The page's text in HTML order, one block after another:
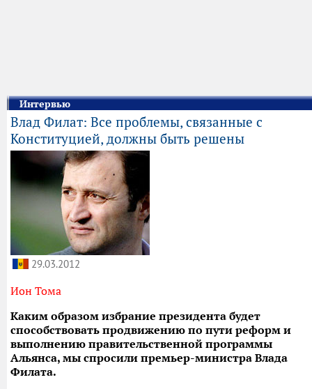
Интервью
Влад Филат: Все проблемы, связанные с
Конституцией, должны быть решены
29.03.2012
Ион Тома
Каким образом избрание президента будет
способствовать продвижению по пути реформ и
выполнению правительственной программы
Альянса, мы спросили премьер-министра Влада
Филата.